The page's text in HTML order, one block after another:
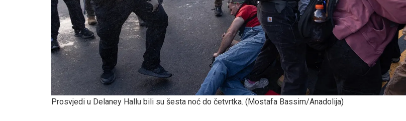
Prosvjedi u Delaney Hallu bili su šesta noć do četvrtka. (Mostafa Bassim/Anadolija)